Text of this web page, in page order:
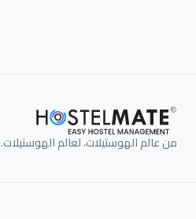
من عالم الهوستيلات، لعالم الهوستيلات.